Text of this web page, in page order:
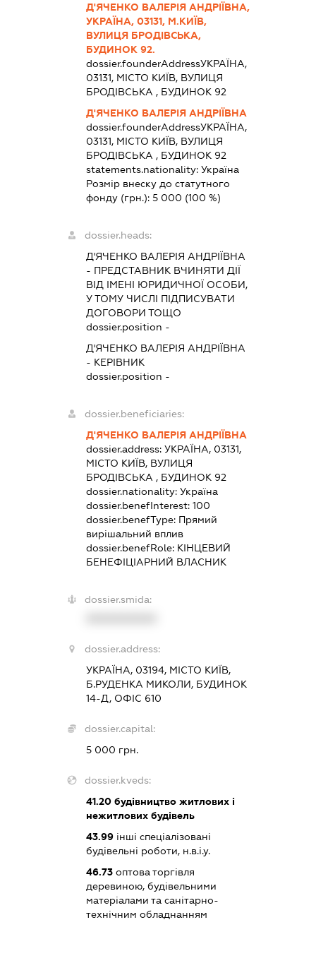
Д'ЯЧЕНКО ВАЛЕРІЯ АНДРІЇВНА,
УКРАЇНА, 03131, М.КИЇВ,
ВУЛИЦЯ БРОДІВСЬКА,
БУДИНОК 92.
dossier.founderAddressУКРАЇНА,
03131, МІСТО КИЇВ, ВУЛИЦЯ
БРОДІВСЬКА , БУДИНОК 92
Д'ЯЧЕНКО ВАЛЕРІЯ АНДРІЇВНА
dossier.founderAddressУКРАЇНА,
03131, МІСТО КИЇВ, ВУЛИЦЯ
БРОДІВСЬКА , БУДИНОК 92
statements.nationality: Україна
Розмір внеску до статутного
фонду (грн.): 5 000 (100 %)
dossier.heads:
Д'ЯЧЕНКО ВАЛЕРІЯ АНДРІЇВНА
- ПРЕДСТАВНИК ВЧИНЯТИ ДІЇ
ВІД ІМЕНІ ЮРИДИЧНОЇ ОСОБИ,
У ТОМУ ЧИСЛІ ПІДПИСУВАТИ
ДОГОВОРИ ТОЩО
dossier.position -
Д'ЯЧЕНКО ВАЛЕРІЯ АНДРІЇВНА
- КЕРІВНИК
dossier.position -
dossier.beneficiaries:
Д'ЯЧЕНКО ВАЛЕРІЯ АНДРІЇВНА
dossier.address: УКРАЇНА, 03131,
МІСТО КИЇВ, ВУЛИЦЯ
БРОДІВСЬКА , БУДИНОК 92
dossier.nationality: Україна
dossier.benefInterest: 100
dossier.benefType: Прямий
вирішальний вплив
dossier.benefRole: КІНЦЕВИЙ
БЕНЕФІЦІАРНИЙ ВЛАСНИК
dossier.smida:
dossier.address:
УКРАЇНА, 03194, МІСТО КИЇВ,
Б.РУДЕНКА МИКОЛИ, БУДИНОК
14-Д, ОФІС 610
dossier.capital:
5 000 грн.
dossier.kveds:
41.20будівництво житлових і
нежитлових будівель
43.99інші спеціалізовані
будівельні роботи, н.в.і.у.
46.73оптова торгівля
деревиною, будівельними
матеріалами та санітарно-
технічним обладнанням